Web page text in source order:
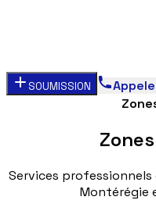
SOUMISSION
Zones
Services professionnels
Montérégie